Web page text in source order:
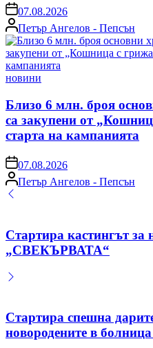
on07.08.2026
Posted
by
Петър Ангелов - Пепсън
Posted
новини
Близо 6 млн. броя
са закупени от
старта на кампанията
on07.08.2026
Posted
by
Петър Ангелов - Пепсън
Стартира кастингът за
„СВЕКЪРВАТА“
Стартира спешна
новородените в